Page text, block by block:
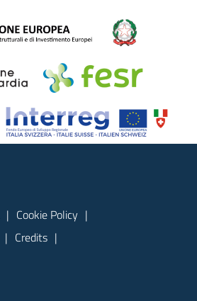
Cookie Policy
Credits